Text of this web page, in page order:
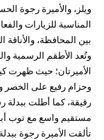
ويلز، والأميرة رجوة
المناسبة للزيارات
بين المحافظة،
وتُعد الأطقم الرسمية
الأميرتان؛ حيث ظهرت
وحزام رفيع على الخصر
رقيقة، كما أطلت
مستقيم واسع مع توب
تألقت الأميرة رجوة